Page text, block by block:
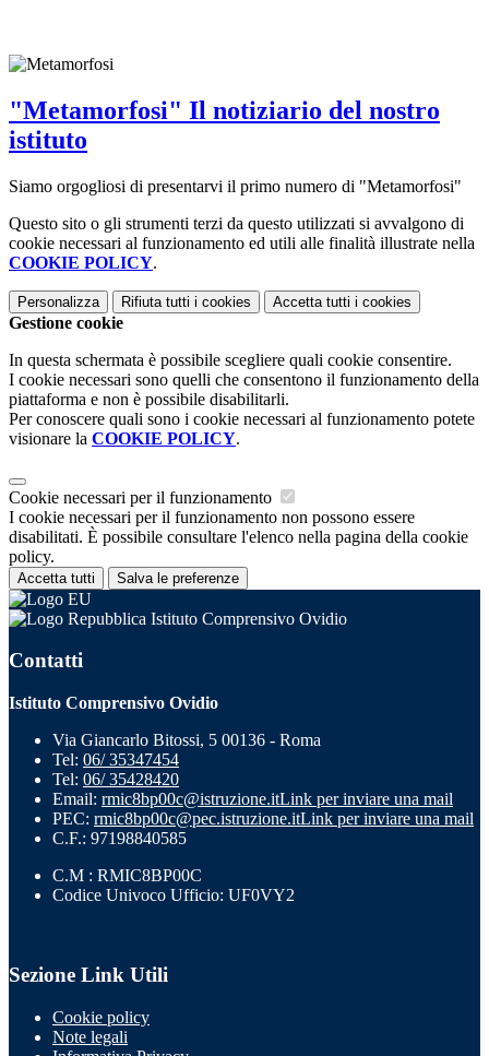
"Metamorfosi" Il notiziario del nostro
istituto
Siamo orgogliosi di presentarvi il primo numero di "Metamorfosi"
Questo sito o gli strumenti terzi da questo utilizzati si avvalgono di
cookie necessari al funzionamento ed utili alle finalità illustrate nella
COOKIE POLICY.
Personalizza Rifiuta tutti i cookies Accetta tutti i cookies
Gestione cookie
In questa schermata è possibile scegliere quali cookie consentire.
I cookie necessari sono quelli che consentono il funzionamento della
piattaforma e non è possibile disabilitarli.
Per conoscere quali sono i cookie necessari al funzionamento potete
visionare la COOKIE POLICY.
Cookie necessari per il funzionamento
I cookie necessari per il funzionamento non possono essere
disabilitati. È possibile consultare l'elenco nella pagina della cookie
policy.
Accetta tutti Salva le preferenze
Istituto Comprensivo Ovidio
Contatti
Istituto Comprensivo Ovidio
Via Giancarlo Bitossi, 5 00136 - Roma
Tel: 06/ 35347454
Tel: 06/ 35428420
Email: rmic8bp00c@istruzione.itLink per inviare una mail
PEC: rmic8bp00c@pec.istruzione.itLink per inviare una mail
C.F.: 97198840585
C.M : RMIC8BP00C
Codice Univoco Ufficio: UF0VY2
Sezione Link Utili
Cookie policy
Note legali